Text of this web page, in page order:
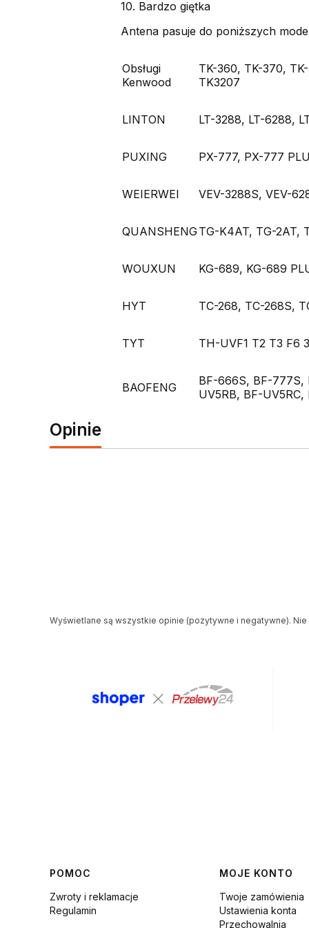
10. Bardzo giętka
Antena pasuje do poniższych
Obsługi
Kenwood
TK-360, TK-370,
TK3207
LINTON LT-3288, LT-6288,
PUXING PX-777, PX-777
WEIERWEI VEV-3288S, VEV-
QUANSHENGTG-K4AT, TG-2AT,
WOUXUN KG-689, KG-689
HYT TC-268, TC-268S,
TYT TH-UVF1 T2 T3 F6
BAOFENG
BF-666S, BF-777S,
UV5RB, BF-
Opinie
Wyświetlane są wszystkie opinie (pozytywne i negatywne).
Linki w stopce
POMOC
Zwroty i reklamacje
Regulamin
MOJE KONTO
Twoje zamówienia
Ustawienia konta
Przechowalnia